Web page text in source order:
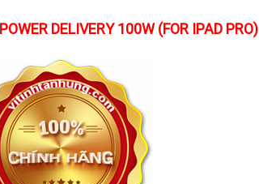
DELIVERY 100W (FOR IPAD PRO)